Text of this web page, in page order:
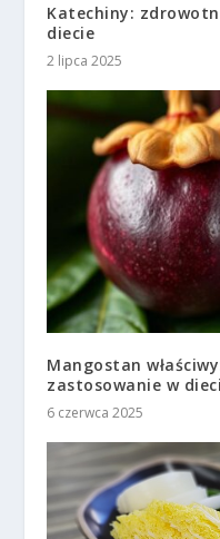
Katechiny:
diecie
2 lipca 2025
Mangostan
zastosowanie w
6 czerwca 2025